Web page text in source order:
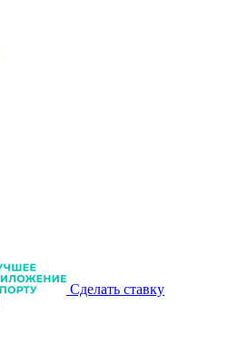
Сделать ставку